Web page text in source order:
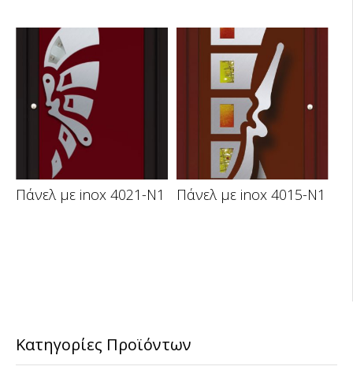
Πάνελ με inox 4021-N1 Πάνελ με inox 4015-N1
Κατηγορίες Προϊόντων